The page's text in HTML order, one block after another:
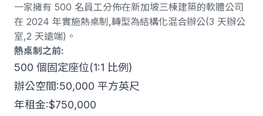
一家擁有 500 名員工分佈在新加坡三棟建築的軟體公司
在 2024 年實施熱桌制,轉型為結構化混合辦公(3 天辦公
室,2 天遠端)。
熱桌制之前:
500 個固定座位(1:1 比例)
辦公空間:50,000 平方英尺
年租金:$750,000